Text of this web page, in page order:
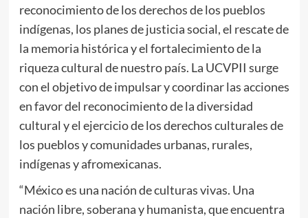
reconocimiento de los derechos de los pueblos
indígenas, los planes de justicia social, el rescate de
la memoria histórica y el fortalecimiento de la
riqueza cultural de nuestro país. La UCVPII surge
con el objetivo de impulsar y coordinar las acciones
en favor del reconocimiento de la diversidad
cultural y el ejercicio de los derechos culturales de
los pueblos y comunidades urbanas, rurales,
indígenas y afromexicanas.
“México es una nación de culturas vivas. Una
nación libre, soberana y humanista, que encuentra